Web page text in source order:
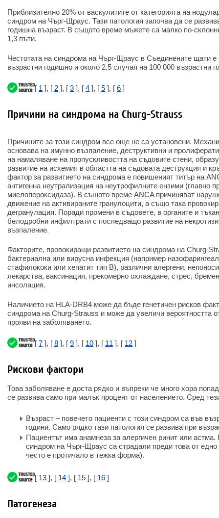
Приблизително 20% от васкулитите от категорията на
синдром на Чърг-Щраус. Тази патология започва да се
годишна възраст. В същото време мъжете са малко по-
1,3 пъти.
Честотата на синдрома на Чърг-Щраус в Съединените щати е
възрастни годишно и около 2,5 случая на 100 000 възрастни
[ 1 ], [ 2 ], [ 3 ], [ 4 ], [ 5 ], [ 6 ]
Причини на синдрома на Churg-Strauss
Причините за този синдром все още не са установени.
основава на имунно възпаление, деструктивни и
на намаляване на пропускливостта на съдовите стени,
развитие на исхемия в областта на съдовата деструкция и
фактор за развитието на синдрома е повишеният титър на
антигенна неутрализация на неутрофилните ензими (главно
миелопероксидаза). В същото време ANCA причиняват
движение на активираните гранулоцити, а също така
дегранулация. Поради промени в съдовете, в органите и
белодробни инфилтрати с последващо развитие на
възпаление.
Факторите, провокиращи развитието на синдрома на Churg-
бактериална или вирусна инфекция (например
стафилококи или хепатит тип B), различни алергени,
лекарства, ваксинация, прекомерно охлаждане, стрес,
инсолация.
Наличието на HLA-DRB4 може да бъде генетичен рисков
синдрома на Churg-Strauss и може да увеличи вероятността
прояви на заболяването.
[ 7 ], [ 8 ], [ 9 ], [ 10 ], [ 11 ], [ 12 ]
Рискови фактори
Това заболяване е доста рядко и въпреки че много хора
се развива само при малък процент от населението. Сред
Възраст – повечето пациенти с този синдром са във
години. Само рядко тази патология се развива при
Пациентът има анамнеза за алергичен ринит или
синдром на Чърг-Щраус са страдали преди това от едно
често е протичало в тежка форма).
[ 13 ], [ 14 ], [ 15 ], [ 16 ]
Патогенеза